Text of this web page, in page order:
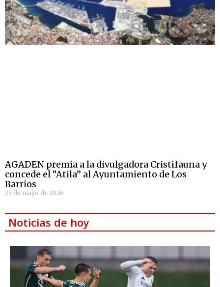
AGADEN premia a la divulgadora Cristifauna y
concede el “Atila” al Ayuntamiento de Los
Barrios
25 de mayo de 2026
Noticias de hoy